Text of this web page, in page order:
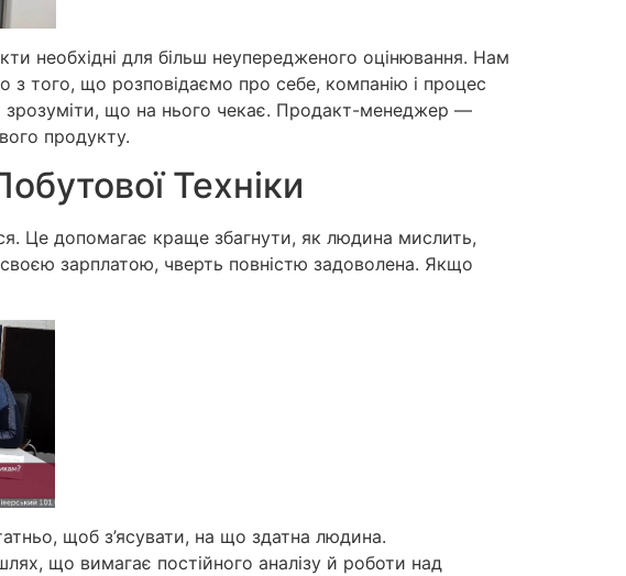
необхідні для більш неупередженого оцінювання. Нам
того, що розповідаємо про себе, компанію і процес
зрозуміти, що на нього чекає. Продакт-менеджер —
продукту.
Техніки
Це допомагає краще збагнути, як людина мислить,
зарплатою, чверть повністю задоволена. Якщо
щоб з’ясувати, на що здатна людина.
що вимагає постійного аналізу й роботи над